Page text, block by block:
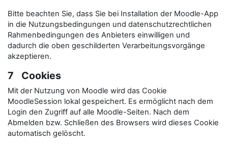
Bitte beachten Sie, dass Sie bei Installation der Moodle-App
in die Nutzungsbedingungen und datenschutzrechtlichen
Rahmenbedingungen des Anbieters einwilligen und
dadurch die oben geschilderten Verarbeitungsvorgänge
akzeptieren.
7 Cookies
Mit der Nutzung von Moodle wird das Cookie
MoodleSession lokal gespeichert. Es ermöglicht nach dem
Login den Zugriff auf alle Moodle-Seiten. Nach dem
Abmelden bzw. Schließen des Browsers wird dieses Cookie
automatisch gelöscht.